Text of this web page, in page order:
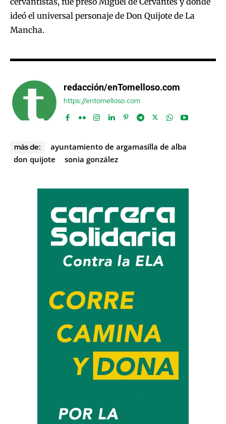
ideó el universal personaje de Don Quijote de La
Mancha.
redacción/enTomelloso.com
https://entomelloso.com
más de:
ayuntamiento de argamasilla de alba
don quijote
sonia gonzález